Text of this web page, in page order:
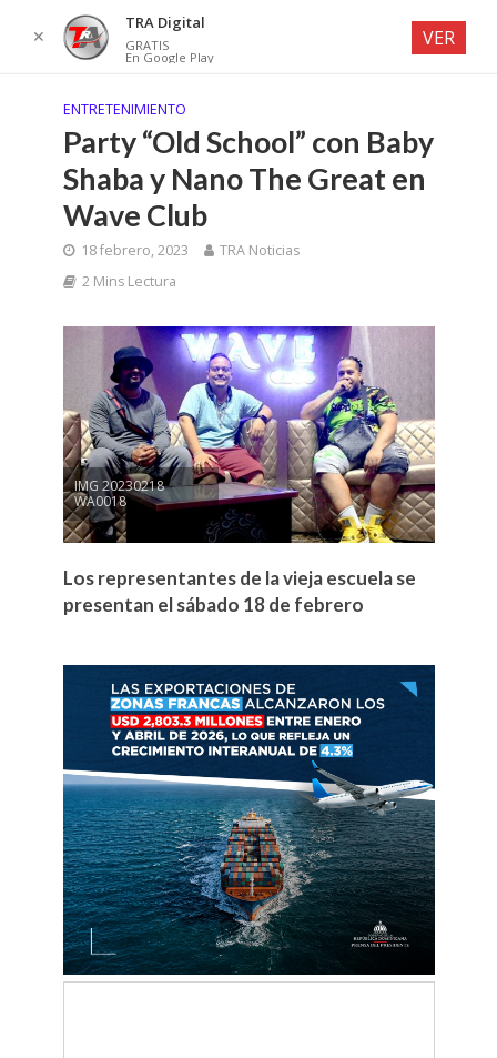
ENTRETENIMIENTO
Party “Old School” con Baby
Shaba y Nano The Great en
Wave Club
18 febrero, 2023
TRA Noticias
2 Mins Lectura
IMG 20230218
WA0018
Los representantes de la vieja escuela se
presentan el sábado 18 de febrero
✕
TRA Digital
GRATIS
En Google Play
VER